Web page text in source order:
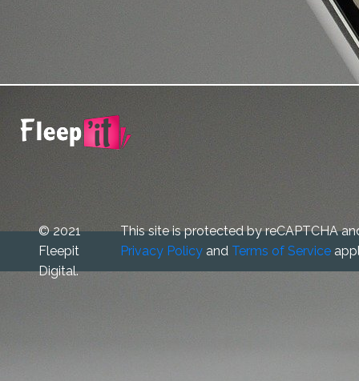
© 2021
Fleepit
Digital.
This site is protected by reCAPTCHA
Privacy Policyand Terms of Service